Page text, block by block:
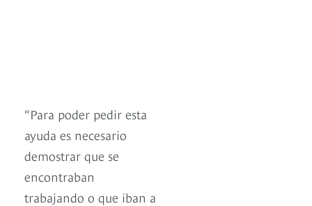
“Para poder pedir esta
ayuda es necesario
demostrar que se
encontraban
trabajando o que iban a